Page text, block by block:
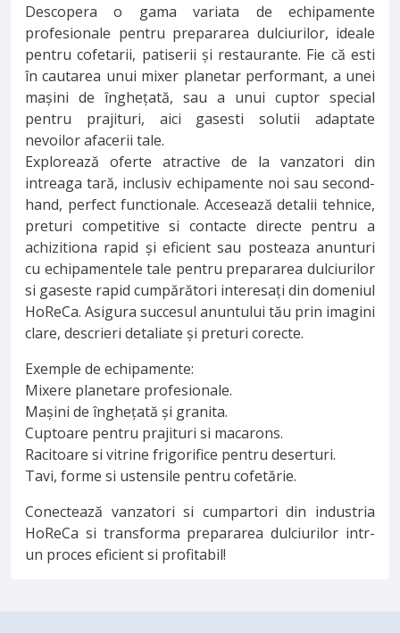
Descopera o gama variata de echipamente
profesionale pentru prepararea dulciurilor, ideale
pentru cofetarii, patiserii și restaurante. Fie că esti
în cautarea unui mixer planetar performant, a unei
mașini de înghețată, sau a unui cuptor special
pentru prajituri, aici gasesti solutii adaptate
nevoilor afacerii tale.
Explorează oferte atractive de la vanzatori din
intreaga tară, inclusiv echipamente noi sau second-
hand, perfect functionale. Accesează detalii tehnice,
preturi competitive si contacte directe pentru a
achizitiona rapid și eficient sau posteaza anunturi
cu echipamentele tale pentru prepararea dulciurilor
si gaseste rapid cumpărători interesați din domeniul
HoReCa. Asigura succesul anuntului tău prin imagini
clare, descrieri detaliate și preturi corecte.
Exemple de echipamente:
Mixere planetare profesionale.
Mașini de înghețată și granita.
Cuptoare pentru prajituri si macarons.
Racitoare si vitrine frigorifice pentru deserturi.
Tavi, forme si ustensile pentru cofetărie.
Conectează vanzatori si cumpartori din industria
HoReCa si transforma prepararea dulciurilor intr-
un proces eficient si profitabil!